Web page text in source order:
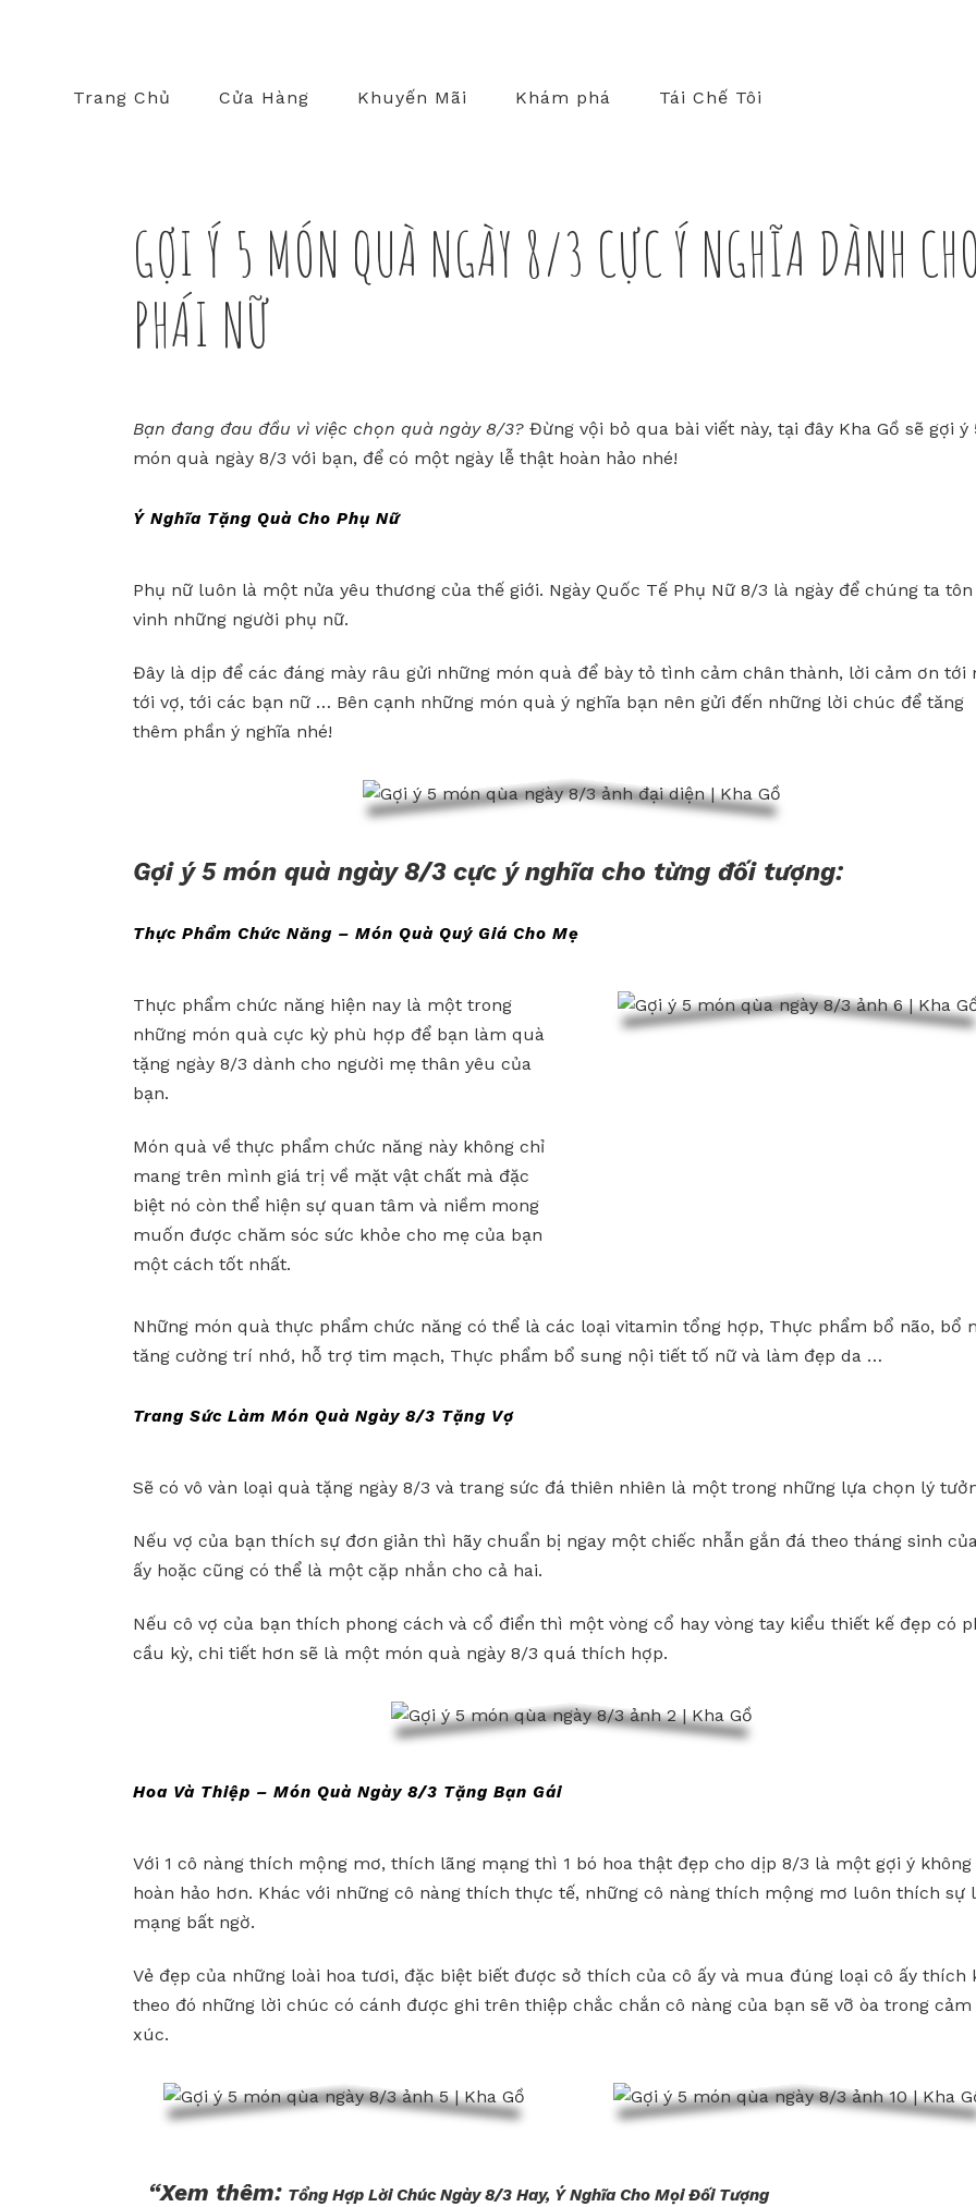
Trang Chủ Cửa Hàng Khuyến Mãi Khám phá Tái Chế Tôi
GỢI Ý 5 MÓN QUÀ NGÀY 8/3 CỰC Ý NGHĨA DÀNH CHO
PHÁI NỮ
Bạn đang đau đầu vì việc chọn quà ngày 8/3? Đừng vội bỏ qua bài viết này, tại đây Kha Gồ sẽ gợi ý
món quà ngày 8/3 với bạn, để có một ngày lễ thật hoàn hảo nhé!
Ý Nghĩa Tặng Quà Cho Phụ Nữ
Phụ nữ luôn là một nửa yêu thương của thế giới. Ngày Quốc Tế Phụ Nữ 8/3 là ngày để chúng ta tôn
vinh những người phụ nữ.
Đây là dịp để các đáng mày râu gửi những món quà để bày tỏ tình cảm chân thành, lời cảm ơn tới
tới vợ, tới các bạn nữ … Bên cạnh những món quà ý nghĩa bạn nên gửi đến những lời chúc để tăng
thêm phần ý nghĩa nhé!
Gợi ý 5 món quà ngày 8/3 cực ý nghĩa cho từng đối tượng:
Thực Phẩm Chức Năng – Món Quà Quý Giá Cho Mẹ
Thực phẩm chức năng hiện nay là một trong
những món quà cực kỳ phù hợp để bạn làm quà
tặng ngày 8/3 dành cho người mẹ thân yêu của
bạn.
Món quà về thực phẩm chức năng này không chỉ
mang trên mình giá trị về mặt vật chất mà đặc
biệt nó còn thể hiện sự quan tâm và niềm mong
muốn được chăm sóc sức khỏe cho mẹ của bạn
một cách tốt nhất.
Những món quà thực phẩm chức năng có thể là các loại vitamin tổng hợp, Thực phẩm bổ não, bổ
tăng cường trí nhớ, hỗ trợ tim mạch, Thực phẩm bổ sung nội tiết tố nữ và làm đẹp da …
Trang Sức Làm Món Quà Ngày 8/3 Tặng Vợ
Sẽ có vô vàn loại quà tặng ngày 8/3 và trang sức đá thiên nhiên là một trong những lựa chọn lý
Nếu vợ của bạn thích sự đơn giản thì hãy chuẩn bị ngay một chiếc nhẫn gắn đá theo tháng sinh
ấy hoặc cũng có thể là một cặp nhắn cho cả hai.
Nếu cô vợ của bạn thích phong cách và cổ điển thì một vòng cổ hay vòng tay kiểu thiết kế đẹp có
cầu kỳ, chi tiết hơn sẽ là một món quà ngày 8/3 quá thích hợp.
Hoa Và Thiệp – Món Quà Ngày 8/3 Tặng Bạn Gái
Với 1 cô nàng thích mộng mơ, thích lãng mạng thì 1 bó hoa thật đẹp cho dịp 8/3 là một gợi ý
hoàn hảo hơn. Khác với những cô nàng thích thực tế, những cô nàng thích mộng mơ luôn thích sự
mạng bất ngờ.
Vẻ đẹp của những loài hoa tươi, đặc biệt biết được sở thích của cô ấy và mua đúng loại cô ấy thích
theo đó những lời chúc có cánh được ghi trên thiệp chắc chắn cô nàng của bạn sẽ vỡ òa trong cảm
xúc.
“Xem thêm: Tổng Hợp Lời Chúc Ngày 8/3 Hay, Ý Nghĩa Cho Mọi Đối Tượng